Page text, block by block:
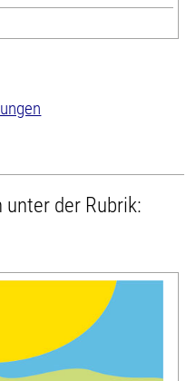
der Rubrik: